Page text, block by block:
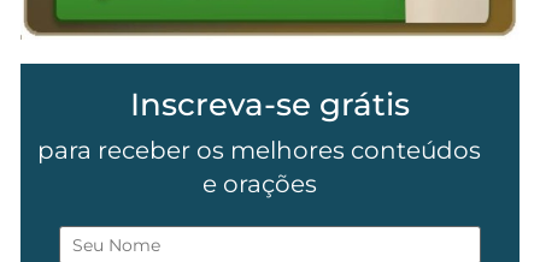
Inscreva-se grátis
para receber os melhores conteúdos
e orações